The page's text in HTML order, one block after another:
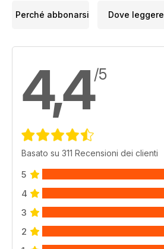
Perché abbonarsi Dove leggere
4,4/5
Basato su 311 Recensioni dei clienti
5
4
3
2